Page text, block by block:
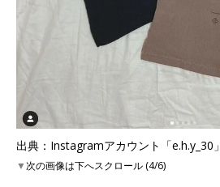
出典：Instagramアカウント「e.h.y_30」
▼次の画像は下へスクロール (4/6)